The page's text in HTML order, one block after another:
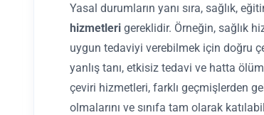
Yasal durumların yanı sıra, sağlık,
hizmetleri gereklidir. Örneğin, sağlık
uygun tedaviyi verebilmek için doğru
yanlış tanı, etkisiz tedavi ve hatta
çeviri hizmetleri, farklı geçmişlerden
olmalarını ve sınıfa tam olarak